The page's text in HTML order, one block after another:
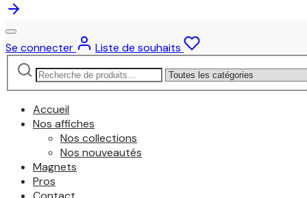
Se connecter
Liste de souhaits
Recherche
pour :
Narrow
by
category:
Accueil
Nos affiches
Nos collections
Nos nouveautés
Magnets
Pros